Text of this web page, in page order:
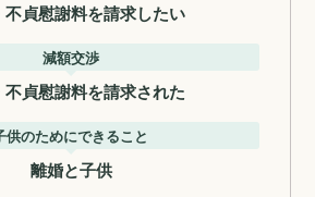
不貞慰謝料を請求したい
減額交渉
不貞慰謝料を請求された
供のためにできること
離婚と子供